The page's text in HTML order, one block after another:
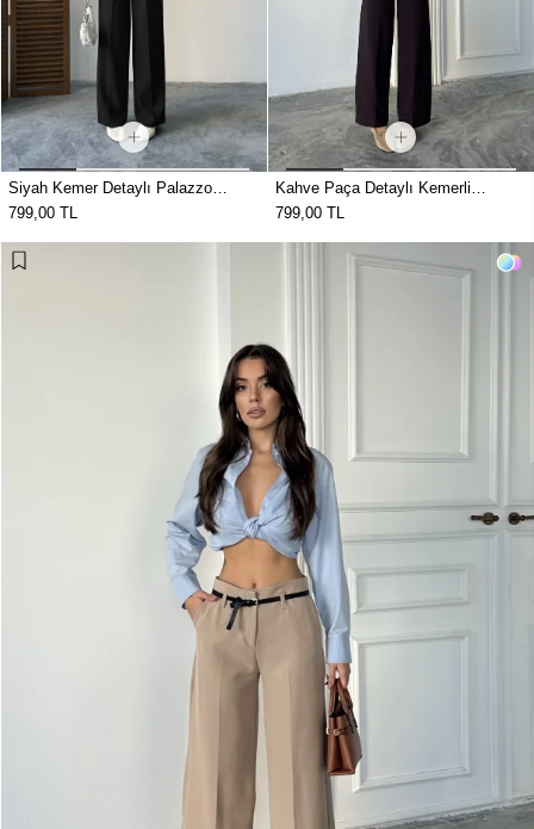
Siyah Kemer Detaylı Palazzo
Pantolon
799,00 TL
Kahve Paça Detaylı Kemerli
Pantolon
799,00 TL